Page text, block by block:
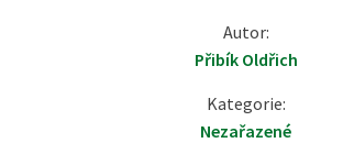
Autor:
Přibík Oldřich
Kategorie:
Nezařazené